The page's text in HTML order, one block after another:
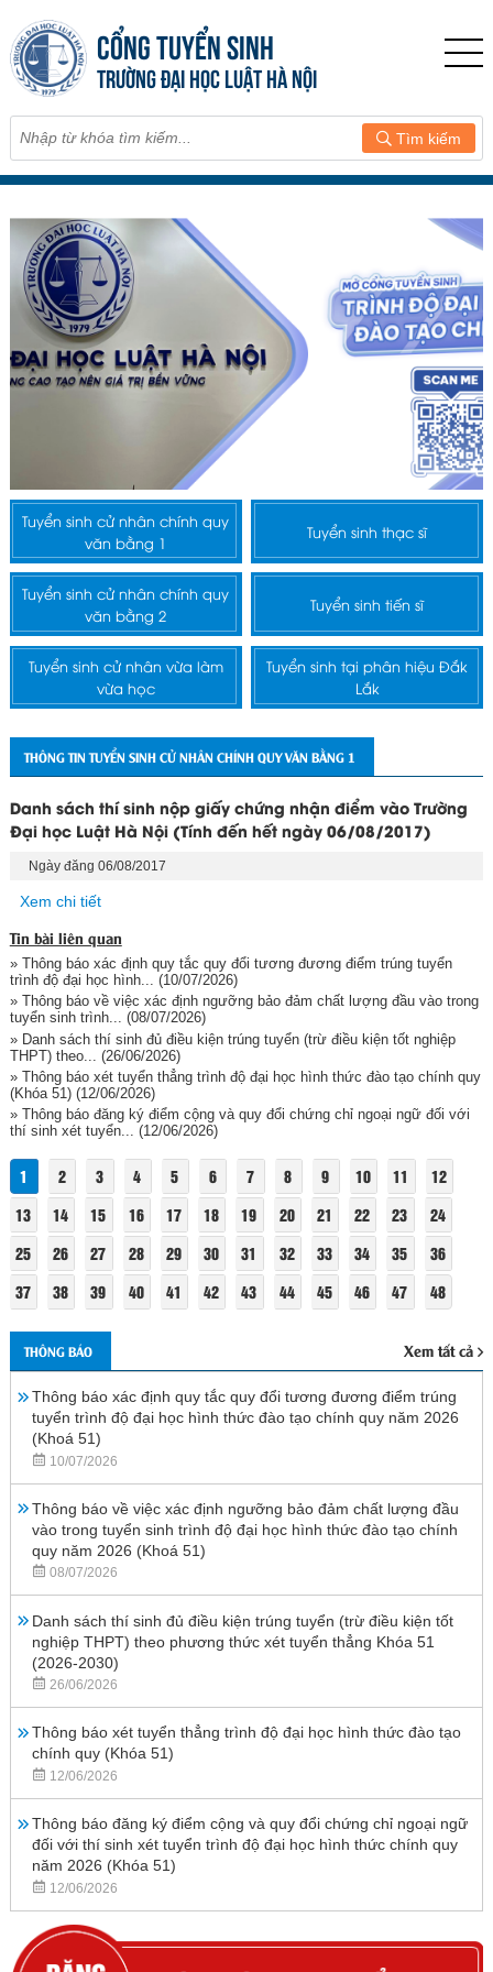
CỔNG TUYỂN SINH
TRƯỜNG ĐẠI HỌC LUẬT HÀ NỘI
Tìm kiếm
Tuyển sinh cử nhân chính quy
văn bằng 1
Tuyển sinh thạc sĩ
Tuyển sinh cử nhân chính quy
văn bằng 2
Tuyển sinh tiến sĩ
Tuyển sinh cử nhân vừa làm
vừa học
Tuyển sinh tại phân hiệu Đắk
Lắk
THÔNG TIN TUYỂN SINH CỬ NHÂN CHÍNH QUY VĂN BẰNG 1
Danh sách thí sinh nộp giấy chứng nhận điểm vào Trường
Đại học Luật Hà Nội (Tính đến hết ngày 06/08/2017)
Ngày đăng 06/08/2017
Xem chi tiết
Tin bài liên quan
» Thông báo xác định quy tắc quy đổi tương đương điểm trúng tuyển
trình độ đại học hình...
(10/07/2026)
» Thông báo về việc xác định ngưỡng bảo đảm chất lượng đầu vào trong
tuyển sinh trình... (08/07/2026)
» Danh sách thí sinh đủ điều kiện trúng tuyển (trừ điều kiện tốt nghiệp
THPT) theo...
(26/06/2026)
» Thông báo xét tuyển thẳng trình độ đại học hình thức đào tạo chính quy
(Khóa 51)(12/06/2026)
» Thông báo đăng ký điểm cộng và quy đổi chứng chỉ ngoại ngữ đối với
thí sinh xét tuyển... (12/06/2026)
1 2 3 4 5 6 7 8 9 10 11
12
13
14 15 16 17 18 19 20 21 22 23
24
25
26 27 28 29 30 31 32 33 34 35
36
37
38 39 40 41 42 43 44 45 46 47 48
THÔNG BÁO Xem tất cả
Thông báo xác định quy tắc quy đổi tương đương điểm trúng
tuyển trình độ đại học hình thức đào tạo chính quy năm 2026
(Khoá 51)
10/07/2026
Thông báo về việc xác định ngưỡng bảo đảm chất lượng đầu
vào trong tuyển sinh trình độ đại học hình thức đào tạo chính
quy năm 2026 (Khoá 51)
08/07/2026
Danh sách thí sinh đủ điều kiện trúng tuyển (trừ điều kiện tốt
nghiệp THPT) theo phương thức xét tuyển thẳng Khóa 51
(2026-2030)
26/06/2026
Thông báo xét tuyển thẳng trình độ đại học hình thức đào tạo
chính quy (Khóa 51)
12/06/2026
Thông báo đăng ký điểm cộng và quy đổi chứng chỉ ngoại ngữ
đối với thí sinh xét tuyển trình độ đại học hình thức chính quy
năm 2026 (Khóa 51)
12/06/2026